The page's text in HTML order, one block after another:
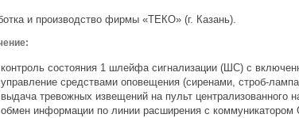
и производство фирмы «ТЕКО» (г. Казань).
контроль состояния 1 шлейфа сигнализации (ШС) с
управление средствами оповещения (сиренами, строб-
выдача тревожных извещений на пульт
обмен информации по линии расширения с коммуникатором